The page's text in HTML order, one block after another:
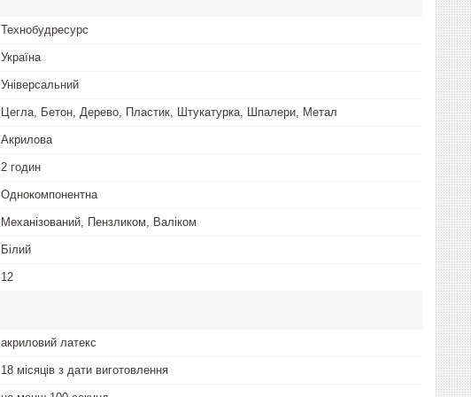
Технобудресурс
Україна
Універсальний
Цегла, Бетон, Дерево, Пластик, Штукатурка, Шпалери, Метал
Акрилова
2 годин
Однокомпонентна
Механізований, Пензликом, Валіком
Білий
12
акриловий латекс
18 місяців з дати виготовлення